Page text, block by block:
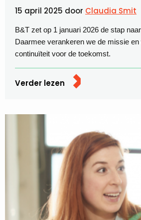
15 april 2025 door Claudia Smit
B&T zet op 1 januari 2026 de stap
Daarmee verankeren we de missie
continuïteit voor de toekomst.
Verder lezen